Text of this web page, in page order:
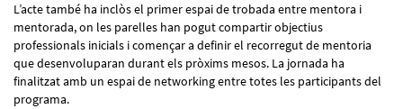
L’acte també ha inclòs el primer espai de trobada entre mentora i
mentorada, on les parelles han pogut compartir objectius
professionals inicials i començar a definir el recorregut de mentoria
que desenvoluparan durant els pròxims mesos. La jornada ha
finalitzat amb un espai de networking entre totes les participants del
programa.